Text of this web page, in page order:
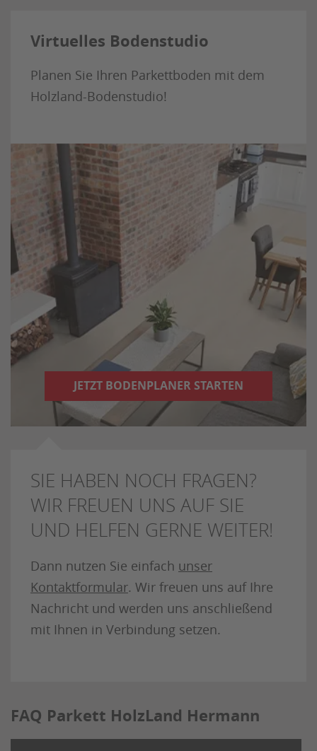
Virtuelles Bodenstudio
Planen Sie Ihren Parkettboden mit dem
Holzland-Bodenstudio!
JETZT BODENPLANER STARTEN
SIE HABEN NOCH FRAGEN?
WIR FREUEN UNS AUF SIE
UND HELFEN GERNE WEITER!
Dann nutzen Sie einfach unser
Kontaktformular. Wir freuen uns auf Ihre
Nachricht und werden uns anschließend
mit Ihnen in Verbindung setzen.
FAQ Parkett HolzLand Hermann